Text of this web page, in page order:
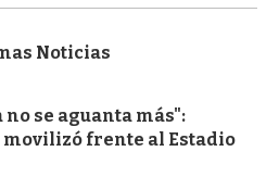
Noticias
no se aguanta más":
movilizó frente al Estadio